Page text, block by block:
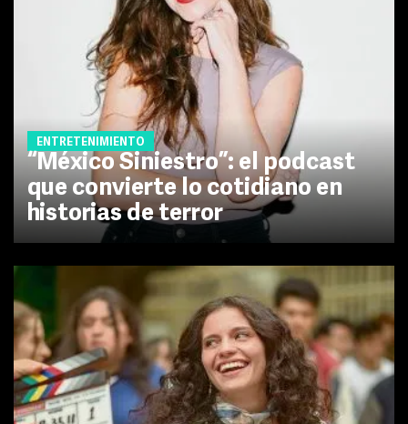
ENTRETENIMIENTO
“México Siniestro”: el podcast
que convierte lo cotidiano en
historias de terror